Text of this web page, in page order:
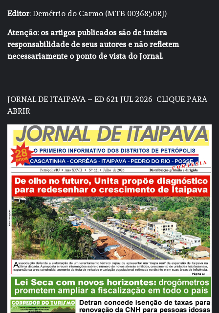
Editor: Demétrio do Carmo (MTB 0036850RJ)
Atenção: os artigos publicados são de inteira
responsabilidade de seus autores e não refletem
necessariamente o ponto de vista do Jornal.
JORNAL DE ITAIPAVA – ED 621 JUL 2026 CLIQUE PARA
ABRIR